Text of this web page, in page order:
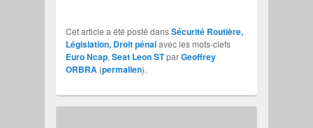
Cet article a été posté dansSécurité Routière,
Législation, Droit pénalavec les mots-clefs
Euro Ncap,Seat Leon STparGeoffrey
ORBRA (permalien).